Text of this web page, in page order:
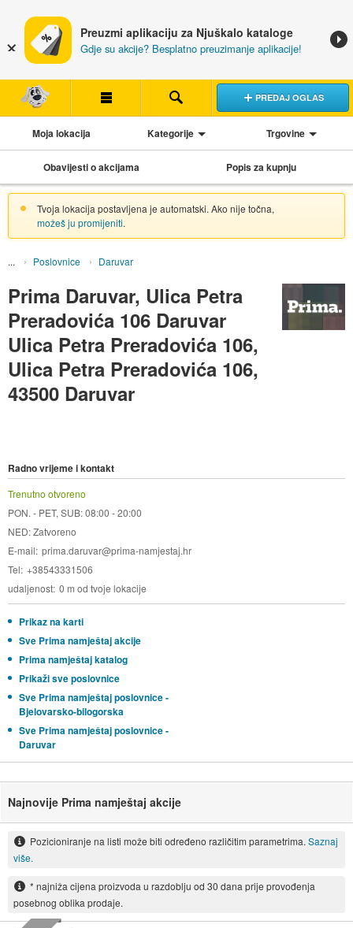
Preuzmi aplikaciju za Njuškalo kataloge
Gdje su akcije? Besplatno preuzimanje aplikacije!
PREDAJ OGLAS
Moja lokacija Kategorije Trgovine
Obavijesti o akcijama Popis za kupnju
Tvoja lokacija postavljena je automatski. Ako nije točna,
možeš ju promijeniti.
Poslovnice Daruvar
Prima Daruvar, Ulica Petra
Preradovića 106 Daruvar
Ulica Petra Preradovića 106,
Ulica Petra Preradovića 106,
43500 Daruvar
Radno vrijeme i kontakt
Trenutno otvoreno
PON. - PET, SUB: 08:00 - 20:00
NED: Zatvoreno
E-mail prima.daruvar@prima-namjestaj.hr
Tel +38543331506
udaljenost 0 m od tvoje lokacije
Prikaz na karti
Sve Prima namještaj akcije
Prima namještaj katalog
Prikaži sve poslovnice
Sve Prima namještaj poslovnice -
Bjelovarsko-bilogorska
Sve Prima namještaj poslovnice -
Daruvar
Najnovije Prima namještaj akcije
Pozicioniranje na listi može biti određeno različitim parametrima. Saznaj
više.
* najniža cijena proizvoda u razdoblju od 30 dana prije provođenja
posebnog oblika prodaje.